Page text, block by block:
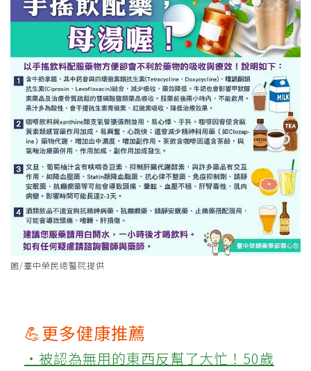
圖/臺中榮民總醫院提供
💪更多健康推薦
‧被認為無用的東西反幫了大忙！50歲